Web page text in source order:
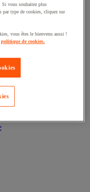
Si vous souhaitez plus
par type de cookies, cliquez sur
vous êtes le bienvenu aussi !
politique de cookies.